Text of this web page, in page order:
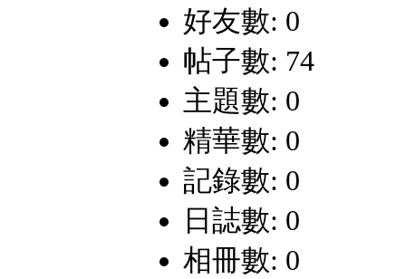
好友數: 0
帖子數: 74
主題數: 0
精華數: 0
記錄數: 0
日誌數: 0
相冊數: 0